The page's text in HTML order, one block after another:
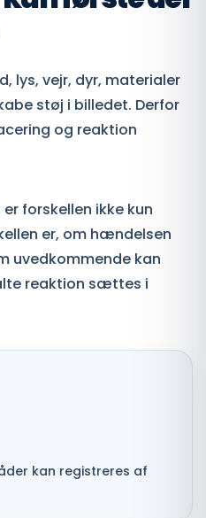
lys, vejr, dyr, materialer
støj i billedet. Derfor
og reaktion
forskellen ikke kun
er, om hændelsen
uvedkommende kan
reaktion sættes i
kan registreres af